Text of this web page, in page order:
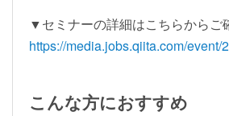
▼セミナーの詳細はこちらからご
https://media.jobs.qiita.com/event/
こんな方におすすめ